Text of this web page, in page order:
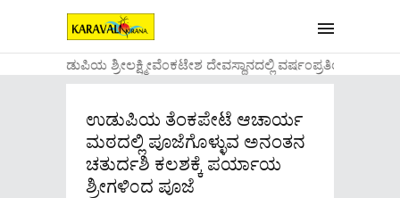
....ಉಡುಪಿಯ ಶ್ರೀಲಕ್ಷ್ಮೀವೆ೦ಕಟೇಶ ದೇವಸ್ಥಾನದಲ್ಲಿ ವರ್ಷ೦ಪ್ರತಿಯ
ಉಡುಪಿಯ ತೆಂಕಪೇಟೆ ಆಚಾರ್ಯ
ಮಠದಲ್ಲಿ ಪೂಜೆಗೊಳ್ಳುವ ಅನಂತನ
ಚತುರ್ದಶಿ ಕಲಶಕ್ಕೆ ಪರ್ಯಾಯ
ಶ್ರೀಗಳಿ೦ದ ಪೂಜೆ